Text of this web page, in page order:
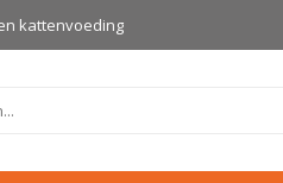
kattenvoeding